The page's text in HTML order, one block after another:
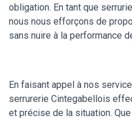
obligation. En tant que
nous nous efforçons de
sans nuire à la performance
En faisant appel à nos
serrurerie Cintegabellois
et précise de la situation.